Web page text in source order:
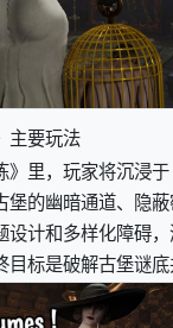
主要玩法
》里，玩家将沉浸
堡的幽暗通道、隐
设计和多样化障碍
标是破解古堡谜底